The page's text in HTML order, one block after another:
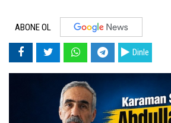
ABONE OL
Dinle